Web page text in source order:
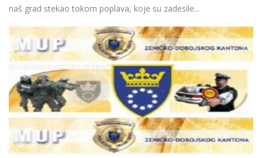
naš grad stekao tokom poplava, koje su zadesile...
Više...